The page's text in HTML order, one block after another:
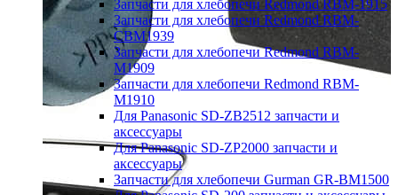
Запчасти для хлебопечи Redmond RBM-1915
Запчасти для хлебопечи Redmond RBM-
CBM1939
Запчасти для хлебопечи Redmond RBM-
M1909
Запчасти для хлебопечи Redmond RBM-
M1910
Для Panasonic SD-ZB2512 запчасти и
аксессуары
Для Panasonic SD-ZP2000 запчасти и
аксессуары
Запчасти для хлебопечи Gurman GR-BM1500